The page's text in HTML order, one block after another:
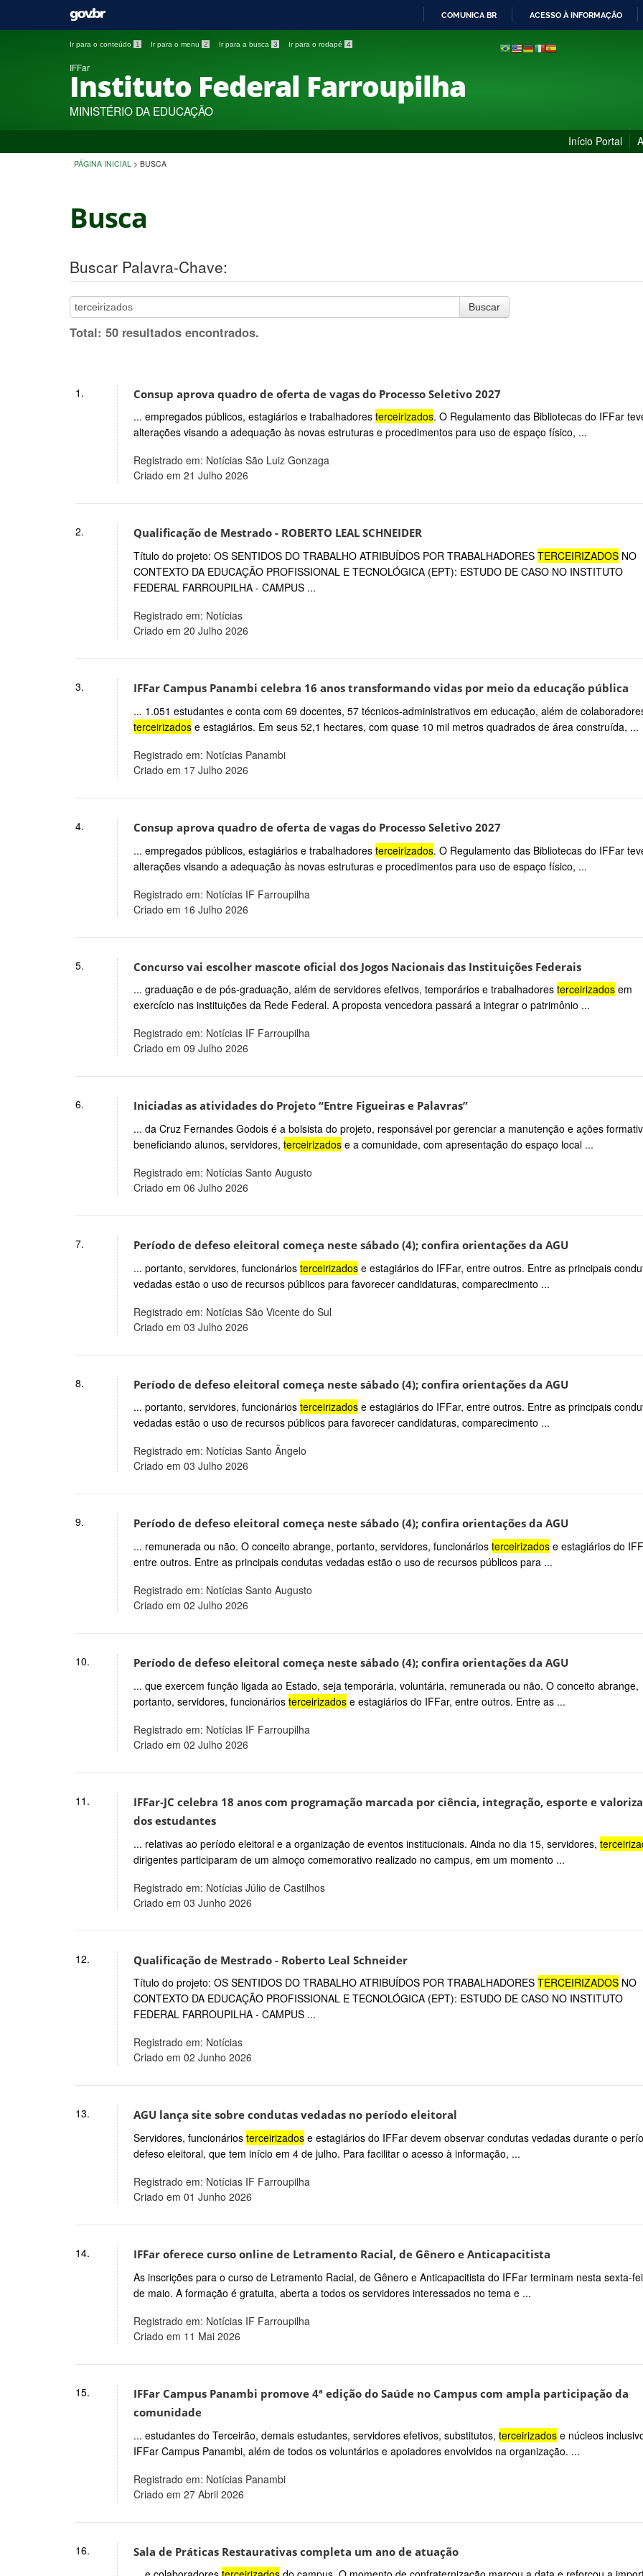
PARA
COMUNICA BR ACESSO À INFORMAÇÃO
Ir para o conteúdo 1 Ir para o menu 2 Ir para a busca 3 Ir para o rodapé 4
IFFar
Instituto Federal Farroupilha
MINISTÉRIO DA EDUCAÇÃO
Início Portal
PÁGINA INICIAL > BUSCA
Busca
Buscar Palavra-Chave:
Buscar
Total: 50 resultados encontrados.
Consup aprova quadro de oferta de vagas do Processo Seletivo 2027
... empregados públicos, estagiários e trabalhadores terceirizados. O Regulamento das Bibliotecas do IFFar
alterações visando a adequação às novas estruturas e procedimentos para uso de espaço físico, ...
Registrado em: Notícias São Luiz Gonzaga
Criado em 21 Julho 2026
1.
Qualificação de Mestrado - ROBERTO LEAL SCHNEIDER
Título do projeto: OS SENTIDOS DO TRABALHO ATRIBUÍDOS POR TRABALHADORES TERCEIRIZADOSNO
CONTEXTO DA EDUCAÇÃO PROFISSIONAL E TECNOLÓGICA (EPT): ESTUDO DE CASO NO INSTITUTO
FEDERAL FARROUPILHA - CAMPUS ...
Registrado em: Notícias
Criado em 20 Julho 2026
2.
IFFar Campus Panambi celebra 16 anos transformando vidas por meio da educação pública
... 1.051 estudantes e conta com 69 docentes, 57 técnicos-administrativos em educação, além de
terceirizadose estagiários. Em seus 52,1 hectares, com quase 10 mil metros quadrados de área construída, ...
Registrado em: Notícias Panambi
Criado em 17 Julho 2026
3.
Consup aprova quadro de oferta de vagas do Processo Seletivo 2027
... empregados públicos, estagiários e trabalhadores terceirizados. O Regulamento das Bibliotecas do IFFar
alterações visando a adequação às novas estruturas e procedimentos para uso de espaço físico, ...
Registrado em: Notícias IF Farroupilha
Criado em 16 Julho 2026
4.
Concurso vai escolher mascote oficial dos Jogos Nacionais das Instituições Federais
... graduação e de pós-graduação, além de servidores efetivos, temporários e trabalhadores terceirizadosem
exercício nas instituições da Rede Federal. A proposta vencedora passará a integrar o patrimônio ...
Registrado em: Notícias IF Farroupilha
Criado em 09 Julho 2026
5.
Iniciadas as atividades do Projeto “Entre Figueiras e Palavras”
... da Cruz Fernandes Godois é a bolsista do projeto, responsável por gerenciar a manutenção e ações
beneficiando alunos, servidores, terceirizadose a comunidade, com apresentação do espaço local ...
Registrado em: Notícias Santo Augusto
Criado em 06 Julho 2026
6.
Período de defeso eleitoral começa neste sábado (4); confira orientações da AGU
... portanto, servidores, funcionários terceirizadose estagiários do IFFar, entre outros. Entre as principais
vedadas estão o uso de recursos públicos para favorecer candidaturas, comparecimento ...
Registrado em: Notícias São Vicente do Sul
Criado em 03 Julho 2026
7.
Período de defeso eleitoral começa neste sábado (4); confira orientações da AGU
... portanto, servidores, funcionários terceirizadose estagiários do IFFar, entre outros. Entre as principais
vedadas estão o uso de recursos públicos para favorecer candidaturas, comparecimento ...
Registrado em: Notícias Santo Ângelo
Criado em 03 Julho 2026
8.
Período de defeso eleitoral começa neste sábado (4); confira orientações da AGU
... remunerada ou não. O conceito abrange, portanto, servidores, funcionários terceirizadose estagiários do
entre outros. Entre as principais condutas vedadas estão o uso de recursos públicos para ...
Registrado em: Notícias Santo Augusto
Criado em 02 Julho 2026
9.
Período de defeso eleitoral começa neste sábado (4); confira orientações da AGU
... que exercem função ligada ao Estado, seja temporária, voluntária, remunerada ou não. O conceito abrange,
portanto, servidores, funcionários terceirizadose estagiários do IFFar, entre outros. Entre as ...
Registrado em: Notícias IF Farroupilha
Criado em 02 Julho 2026
10.
IFFar-JC celebra 18 anos com programação marcada por ciência, integração, esporte e
dos estudantes
... relativas ao período eleitoral e a organização de eventos institucionais. Ainda no dia 15, servidores,
dirigentes participaram de um almoço comemorativo realizado no campus, em um momento ...
Registrado em: Notícias Júlio de Castilhos
Criado em 03 Junho 2026
11.
Qualificação de Mestrado - Roberto Leal Schneider
Título do projeto: OS SENTIDOS DO TRABALHO ATRIBUÍDOS POR TRABALHADORES TERCEIRIZADOSNO
CONTEXTO DA EDUCAÇÃO PROFISSIONAL E TECNOLÓGICA (EPT): ESTUDO DE CASO NO INSTITUTO
FEDERAL FARROUPILHA - CAMPUS ...
Registrado em: Notícias
Criado em 02 Junho 2026
12.
AGU lança site sobre condutas vedadas no período eleitoral
Servidores, funcionários terceirizadose estagiários do IFFar devem observar condutas vedadas durante o
defeso eleitoral, que tem início em 4 de julho. Para facilitar o acesso à informação, ...
Registrado em: Notícias IF Farroupilha
Criado em 01 Junho 2026
13.
IFFar oferece curso online de Letramento Racial, de Gênero e Anticapacitista
As inscrições para o curso de Letramento Racial, de Gênero e Anticapacitista do IFFar terminam nesta sexta-
de maio. A formação é gratuita, aberta a todos os servidores interessados no tema e ...
Registrado em: Notícias IF Farroupilha
Criado em 11 Mai 2026
14.
IFFar Campus Panambi promove 4ª edição do Saúde no Campus com ampla participação da
comunidade
... estudantes do Terceirão, demais estudantes, servidores efetivos, substitutos, terceirizadose núcleos
IFFar Campus Panambi, além de todos os voluntários e apoiadores envolvidos na organização. ...
Registrado em: Notícias Panambi
Criado em 27 Abril 2026
15.
Sala de Práticas Restaurativas completa um ano de atuação
16.